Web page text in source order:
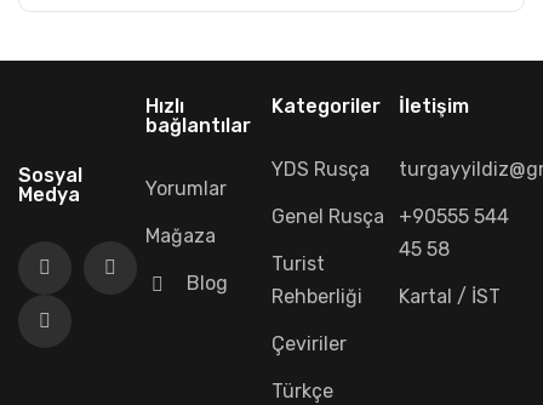
Sosyal
Medya
Hızlı
bağlantılar
Yorumlar
Mağaza
Blog
Kategoriler
YDS Rusça
Genel Rusça
Turist
Rehberliği
Çeviriler
Türkçe
İletişim
+90555 544
45 58
Kartal / İST